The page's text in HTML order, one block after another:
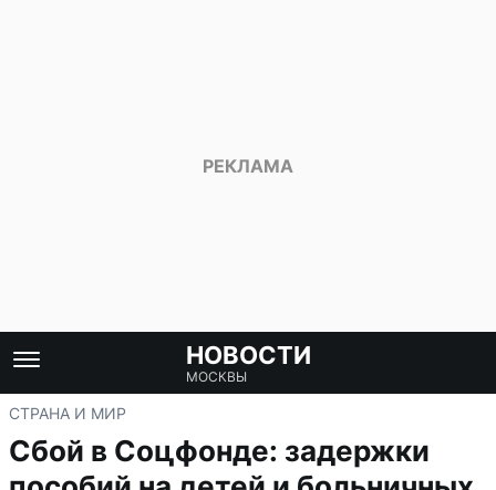
НОВОСТИ
МОСКВЫ
СТРАНА И МИР
Сбой в Соцфонде: задержки